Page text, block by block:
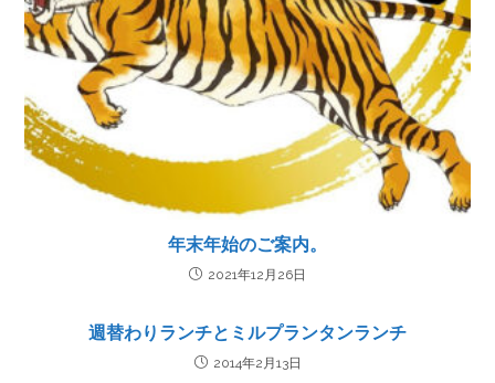
年末年始のご案内。
2021年12月26日
週替わりランチとミルプランタンランチ
2014年2月13日